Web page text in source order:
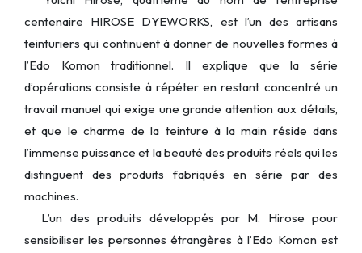
centenaire HIROSE DYEWORKS, est l’un des artisans
teinturiers qui continuent à donner de nouvelles formes à
l’Edo Komon traditionnel. Il explique que la série
d’opérations consiste à répéter en restant concentré un
travail manuel qui exige une grande attention aux détails,
et que le charme de la teinture à la main réside dans
l’immense puissance et la beauté des produits réels qui les
distinguent des produits fabriqués en série par des
machines.
L’un des produits développés par M. Hirose pour
sensibiliser les personnes étrangères à l’Edo Komon est